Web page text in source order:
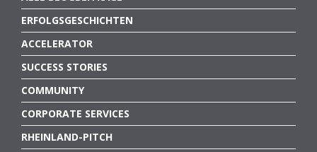
ERFOLGSGESCHICHTEN
ACCELERATOR
SUCCESS STORIES
COMMUNITY
CORPORATE SERVICES
RHEINLAND-PITCH